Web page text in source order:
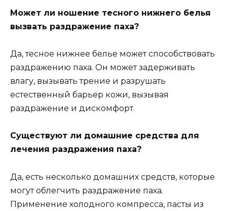
Может ли ношение тесного нижнего белья
вызвать раздражение паха?
Да, тесное нижнее белье может способствовать
раздражению паха. Он может задерживать
влагу, вызывать трение и разрушать
естественный барьер кожи, вызывая
раздражение и дискомфорт.
Существуют ли домашние средства для
лечения раздражения паха?
Да, есть несколько домашних средств, которые
могут облегчить раздражение паха.
Применение холодного компресса, пасты из